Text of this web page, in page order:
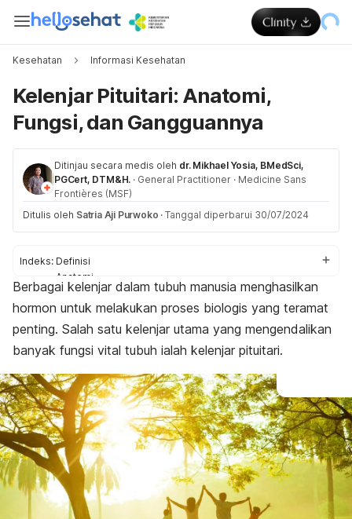
Kesehatan Informasi Kesehatan
Kelenjar Pituitari: Anatomi,
Fungsi, dan Gangguannya
Ditinjau secara medis oleh dr. Mikhael Yosia, BMedSci,
PGCert, DTM&H. · General Practitioner · Medicine Sans
Frontières (MSF)
Ditulis oleh Satria Aji Purwoko · Tanggal diperbarui 30/07/2024
Indeks: Definisi
Anatomi
Fungsi
Hormon kelenjar pituitari
Gangguan pada kelenjar pituitari
Berbagai kelenjar dalam tubuh manusia menghasilkan
hormon untuk melakukan proses biologis yang teramat
penting. Salah satu kelenjar utama yang mengendalikan
banyak fungsi vital tubuh ialah kelenjar pituitari.